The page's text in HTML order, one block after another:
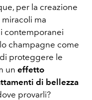
per la creazione
ma
contemporanei
champagne come
proteggere le
un effetto
di bellezza
provarli?